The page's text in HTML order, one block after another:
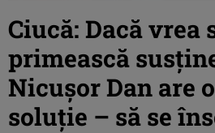
Ciucă: Dacă vrea
primească
Nicuşor Dan are
soluţie – să se